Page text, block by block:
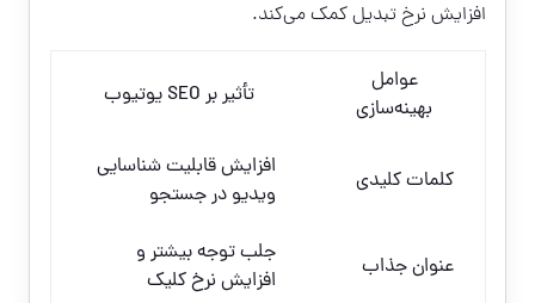
افزایش نرخ تبدیل کمک می‌کند.
عوامل
بهینه‌سازی
تأثیر بر SEO یوتیوب
کلمات کلیدی
افزایش قابلیت شناسایی
ویدیو در جستجو
عنوان جذاب
جلب توجه بیشتر و
افزایش نرخ کلیک